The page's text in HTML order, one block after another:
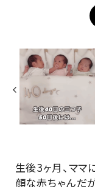
生後3ヶ月、ママ
顔な赤ちゃんだ